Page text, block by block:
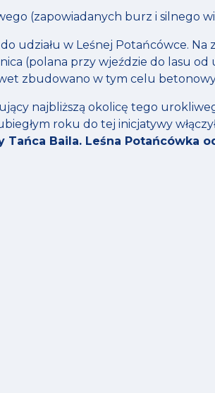
(zapowiadanych burz i silnego
udziału w Leśnej Potańcówce.
(polana przy wjeździe do lasu
zbudowano w tym celu
najbliższą okolicę tego
roku do tej inicjatywy
Tańca Baila. Leśna Potańcówka